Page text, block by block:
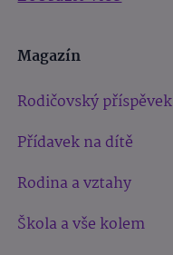
Magazín
Rodičovský příspěvek
Přídavek na dítě
Rodina a vztahy
Škola a vše kolem